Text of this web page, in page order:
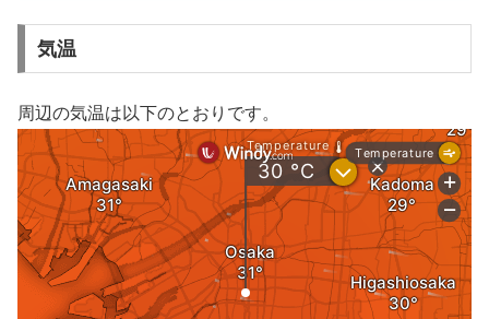
気温
周辺の気温は以下のとおりです。